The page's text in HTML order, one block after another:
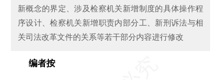
新概念的界定、涉及检察机关新增制度的具体操作程
序设计、检察机关新增职责内部分工、新刑诉法与相
关司法改革文件的关系等若干部分内容进行修改
编者按